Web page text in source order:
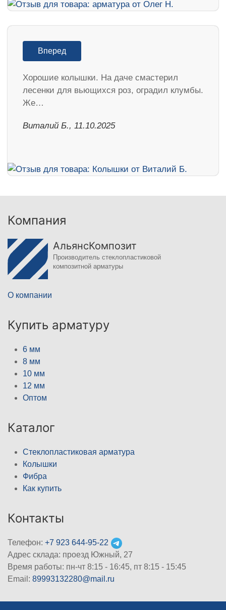
Вперед
Хорошие колышки. На даче смастерил
лесенки для вьющихся роз, оградил клумбы.
Же…
Виталий Б., 11.10.2025
Компания
АльянсКомпозит
Производитель стеклопластиковой
композитной арматуры
О компании
Купить арматуру
6 мм
8 мм
10 мм
12 мм
Оптом
Каталог
Стеклопластиковая арматура
Колышки
Фибра
Как купить
Контакты
Телефон: +7 923 644-95-22
Адрес склада: проезд Южный, 27
Время работы: пн-чт 8:15 - 16:45, пт 8:15 - 15:45
Email: 89993132280@mail.ru